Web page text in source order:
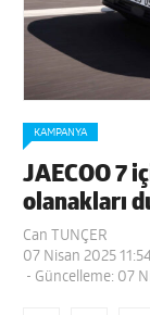
KAMPANYA
JAECOO 7
olanakları
Can TUNÇER
07 Nisan 2025
- Güncelleme: 07